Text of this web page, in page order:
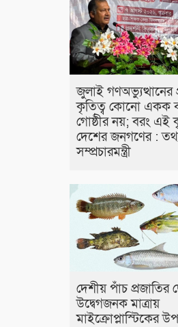
জুলাই গণঅভ্যুত্থানের
কৃতিত্ব কোনো একক
গোষ্ঠীর নয়; বরং এই
দেশের জনগণের :
সম্প্রচারমন্ত্রী
দেশীয় পাঁচ প্রজাতির
উদ্বেগজনক মাত্রায়
মাইক্রোপ্লাস্টিকের